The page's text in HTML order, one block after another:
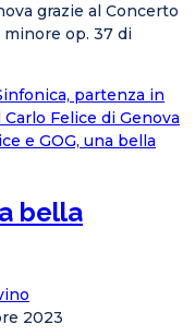
grazie al Concerto
op. 37 di
partenza in
Felice di Genova
bella
2023